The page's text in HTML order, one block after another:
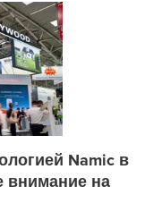
Namic в
внимание на